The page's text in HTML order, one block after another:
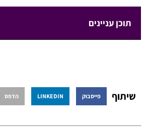
תוכן עניינים
שיתוף פייסבוק LINKEDIN הדפס